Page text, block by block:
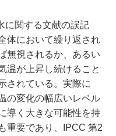
に関する文献の誤記
体において繰り返され
無視されるか、あるい
温が上昇し続けること
されている。実際に
の変化の幅広いレベル
導く大きな可能性を持
重要であり、IPCC 第2